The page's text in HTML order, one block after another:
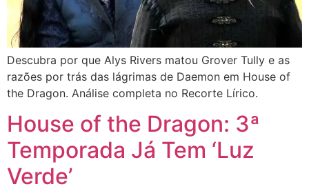
Descubra por que Alys Rivers matou Grover Tully e as
razões por trás das lágrimas de Daemon em House of
the Dragon. Análise completa no Recorte Lírico.
House of the Dragon: 3ª
Temporada Já Tem ‘Luz
Verde’